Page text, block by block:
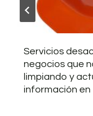
Servicios
negocios que
limpiando y
información